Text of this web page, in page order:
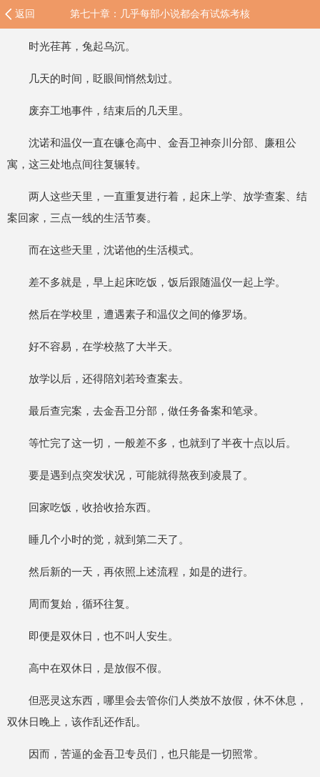
返回 第七十章：几乎每部小说都会有试炼考核
时光荏苒，兔起乌沉。
几天的时间，眨眼间悄然划过。
废弃工地事件，结束后的几天里。
沈诺和温仪一直在镰仓高中、金吾卫神奈川分部、廉租公
寓，这三处地点间往复辗转。
两人这些天里，一直重复进行着，起床上学、放学查案、结
案回家，三点一线的生活节奏。
而在这些天里，沈诺他的生活模式。
差不多就是，早上起床吃饭，饭后跟随温仪一起上学。
然后在学校里，遭遇素子和温仪之间的修罗场。
好不容易，在学校熬了大半天。
放学以后，还得陪刘若玲查案去。
最后查完案，去金吾卫分部，做任务备案和笔录。
等忙完了这一切，一般差不多，也就到了半夜十点以后。
要是遇到点突发状况，可能就得熬夜到凌晨了。
回家吃饭，收拾收拾东西。
睡几个小时的觉，就到第二天了。
然后新的一天，再依照上述流程，如是的进行。
周而复始，循环往复。
即便是双休日，也不叫人安生。
高中在双休日，是放假不假。
但恶灵这东西，哪里会去管你们人类放不放假，休不休息，
双休日晚上，该作乱还作乱。
因而，苦逼的金吾卫专员们，也只能是一切照常。